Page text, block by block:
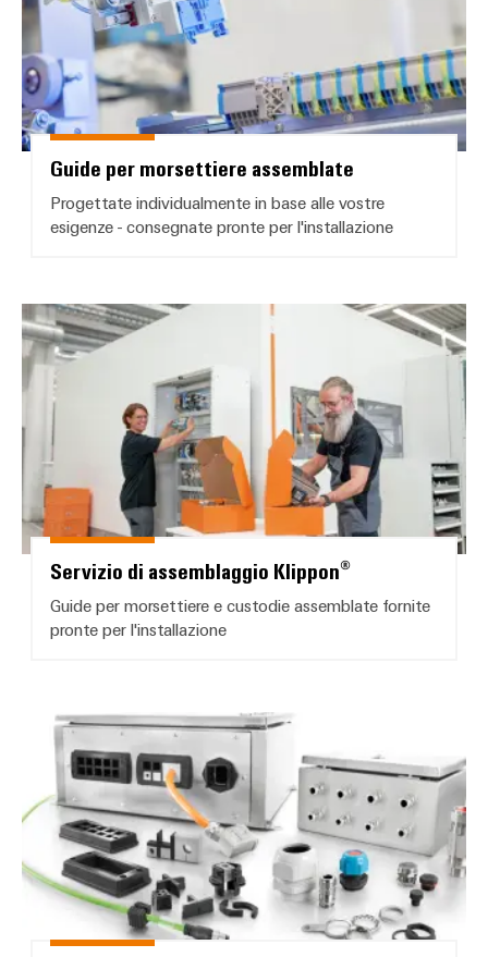
Guide per morsettiere assemblate
Progettate individualmente in base alle vostre
esigenze - consegnate pronte per l'installazione
Servizio di assemblaggio
Servizio di assemblaggio Klippon®
Guide per morsettiere e custodie assemblate fornite
pronte per l'installazione
Sistemi di inserimento cavi e